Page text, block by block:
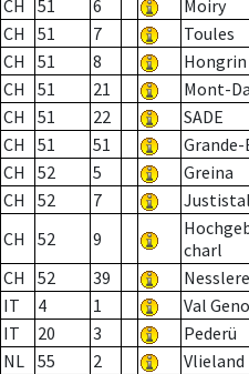
CH 51 6 Moiry
CH
51 7 Toules
CH
51 8 Hongrin
CH
51 21 Mont-
CH
51 22 SADE
CH
51 51 Grande-
CH
52 5 Greina
CH
52 7 Justistal
CH
52 9
charl
CH
52 39
IT
4 1 Val
IT
20 3 Pederü
NL 55 2 Vlieland